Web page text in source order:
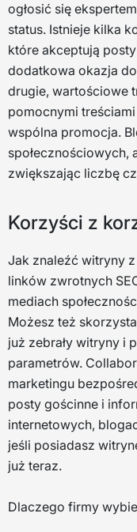
ogłosić się
status. Istnieje kilka
które akceptują
dodatkowa okazja
drugie, wartościowe
pomocnymi
wspólna promocja.
społecznościowych,
zwiększając liczbę
Korzyści z
Jak znaleźć witryny
linków zwrotnych
mediach
Możesz też
już zebrały witryny i
parametrów.
marketingu
posty gościnne i
internetowych,
jeśli posiadasz
już teraz.
Dlaczego firmy